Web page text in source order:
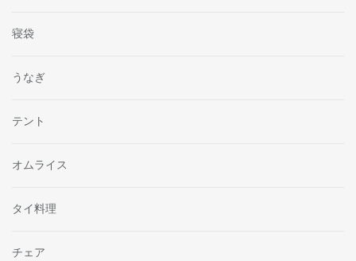
寝袋
うなぎ
テント
オムライス
タイ料理
チェア